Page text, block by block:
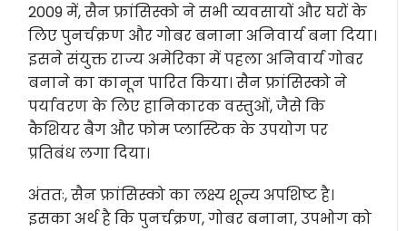
2009 में, सैन फ्रांसिस्को ने सभी व्यवसायों और घरों के
लिए पुनर्चक्रण और गोबर बनाना अनिवार्य बना दिया।
इसने संयुक्त राज्य अमेरिका में पहला अनिवार्य गोबर
बनाने का कानून पारित किया। सैन फ्रांसिस्को ने
पर्यावरण के लिए हानिकारक वस्तुओं, जैसे कि
कैशियर बैग और फोम प्लास्टिक के उपयोग पर
प्रतिबंध लगा दिया।
अंततः, सैन फ्रांसिस्को का लक्ष्य शून्य अपशिष्ट है।
इसका अर्थ है कि पुनर्चक्रण, गोबर बनाना, उपभोग को